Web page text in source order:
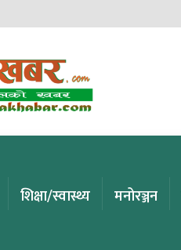
शिक्षा/स्वास्थ्य मनोरञ्जन